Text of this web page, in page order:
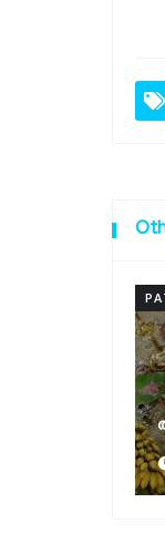
ലോഗോ ക്ഷണിച്ചു